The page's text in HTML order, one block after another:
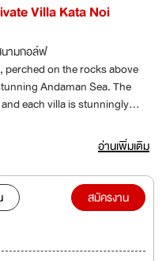
Villa Kata Noi
นามกอล์ฟ
on the rocks above
Andaman Sea. The
each villa is stunningly
are our floor-to-ceiling
ocean views, stunning
to maximising natural lighting
speed Wi-Fi, butler service to
pool on the edge of the
let our professional spa
อ่านเพิ่มเติม
สมัครงาน